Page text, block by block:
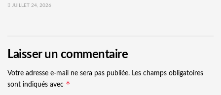
JUILLET 24, 2026
Laisser un commentaire
Votre adresse e-mail ne sera pas publiée. Les champs obligatoires
sont indiqués avec *